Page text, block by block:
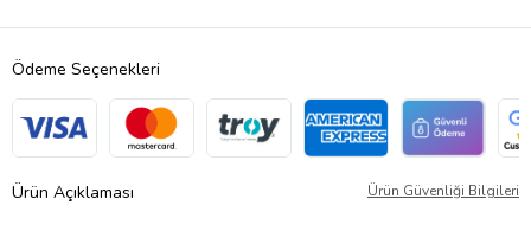
Ödeme Seçenekleri
Ürün Açıklaması Ürün Güvenliği Bilgileri